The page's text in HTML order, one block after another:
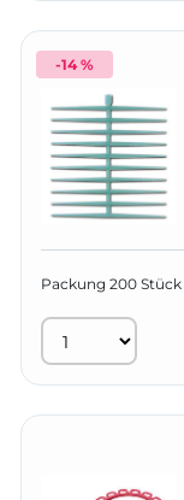
-14 %
Packung 200 Stück